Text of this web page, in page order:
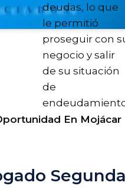
deudas, lo que
le permitió
proseguir con
negocio y salir
de su situación
de
En Mojácar